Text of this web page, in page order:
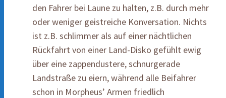
den Fahrer bei Laune zu halten, z.B. durch mehr
oder weniger geistreiche Konversation. Nichts
ist z.B. schlimmer als auf einer nächtlichen
Rückfahrt von einer Land-Disko gefühlt ewig
über eine zappendustere, schnurgerade
Landstraße zu eiern, während alle Beifahrer
schon in Morpheus’ Armen friedlich